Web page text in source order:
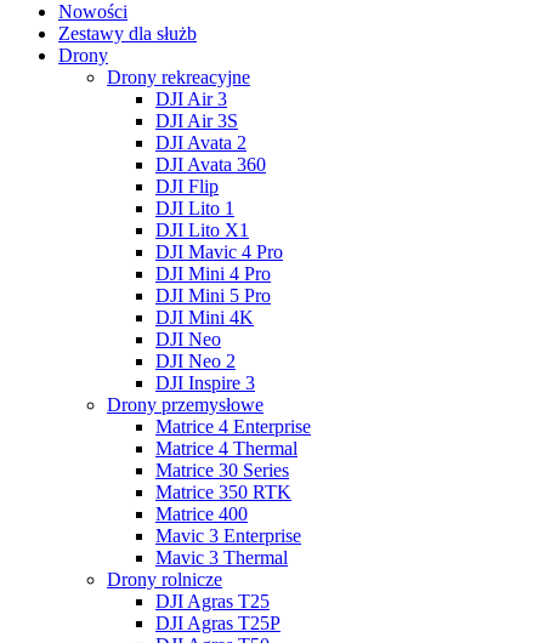
Nowości
Zestawy dla służb
Drony
Drony rekreacyjne
DJI Air 3
DJI Air 3S
DJI Avata 2
DJI Avata 360
DJI Flip
DJI Lito 1
DJI Lito X1
DJI Mavic 4 Pro
DJI Mini 4 Pro
DJI Mini 5 Pro
DJI Mini 4K
DJI Neo
DJI Neo 2
DJI Inspire 3
Drony przemysłowe
Matrice 4 Enterprise
Matrice 4 Thermal
Matrice 30 Series
Matrice 350 RTK
Matrice 400
Mavic 3 Enterprise
Mavic 3 Thermal
Drony rolnicze
DJI Agras T25
DJI Agras T25P